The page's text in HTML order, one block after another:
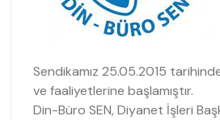
Sendikamız 25.05.2015
ve faaliyetlerine başlamıştır.
Din-Büro SEN, Diyanet İşleri